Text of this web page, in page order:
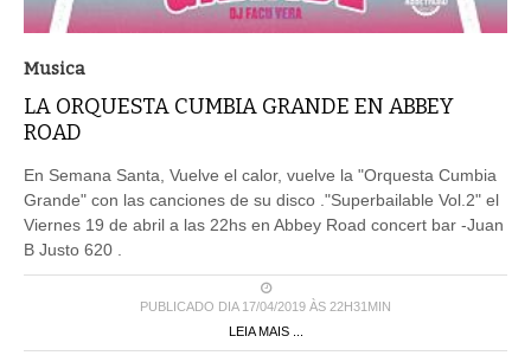
Musica
LA ORQUESTA CUMBIA GRANDE EN ABBEY
ROAD
En Semana Santa, Vuelve el calor, vuelve la "Orquesta Cumbia
Grande" con las canciones de su disco ."Superbailable Vol.2" el
Viernes 19 de abril a las 22hs en Abbey Road concert bar -Juan
B Justo 620 .
PUBLICADO DIA 17/04/2019 ÀS 22H31MIN
LEIA MAIS ...